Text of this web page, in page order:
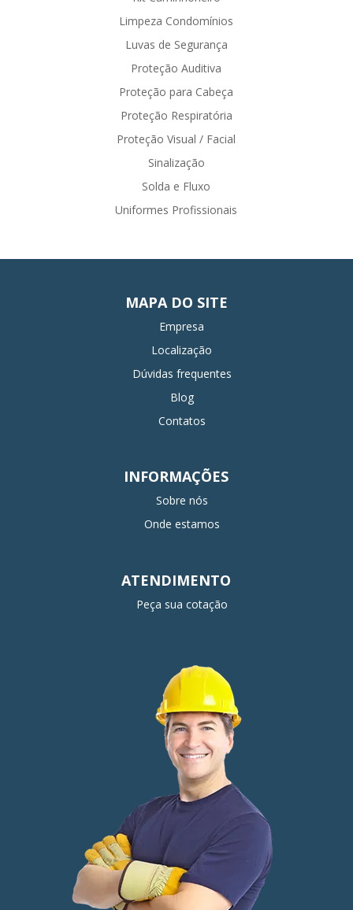
Limpeza Condomínios
Luvas de Segurança
Proteção Auditiva
Proteção para Cabeça
Proteção Respiratória
Proteção Visual / Facial
Sinalização
Solda e Fluxo
Uniformes Profissionais
MAPA DO SITE
Empresa
Localização
Dúvidas frequentes
Blog
Contatos
INFORMAÇÕES
Sobre nós
Onde estamos
ATENDIMENTO
Peça sua cotação